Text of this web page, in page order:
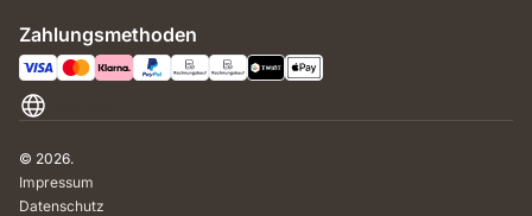
Zahlungsmethoden
© 2026.
Impressum
Datenschutz